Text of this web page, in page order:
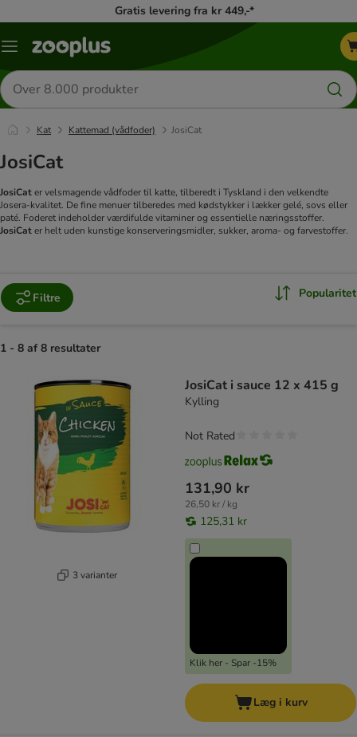
Gratis levering fra kr 449,-*
Menu
Søg
efter
produkter
Kat Kattemad (vådfoder) JosiCat
JosiCat
JosiCater velsmagende vådfoder til katte, tilberedt i Tyskland i den velkendte
Josera-kvalitet. De fine menuer tilberedes med kødstykker i lækker gelé, sovs eller
paté. Foderet indeholder værdifulde vitaminer og essentielle næringsstoffer.
JosiCater helt uden kunstige konserveringsmidler, sukker, aroma- og farvestoffer.
Filtre Popularitet
1 - 8 af 8 resultater
3 varianter
JosiCat i sauce 12 x 415 g
Kylling
131,90 kr
26,50 kr / kg
125,31 kr
Klik her - Spar -15%
Not Rated
Læg i kurv